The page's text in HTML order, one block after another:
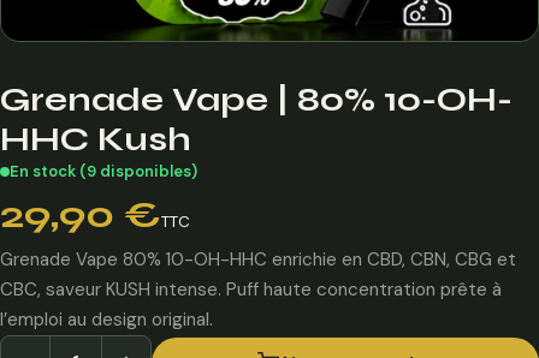
Grenade Vape | 80% 10-OH-
HHC Kush
En stock (9 disponibles)
29,90 €TTC
Grenade Vape 80% 10-OH-HHC enrichie en CBD, CBN, CBG et
CBC, saveur KUSH intense. Puff haute concentration prête à
l’emploi au design original.